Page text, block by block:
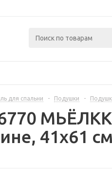
для спальни - Подушки -
41x61 см